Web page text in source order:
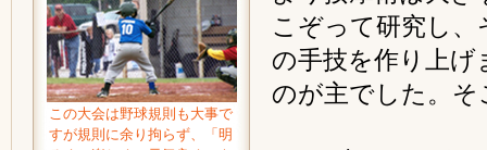
この大会は野球規則も大事で
すが規則に余り拘らず、「明
こぞって研究し
の手技を作り上げ
のが主でした。